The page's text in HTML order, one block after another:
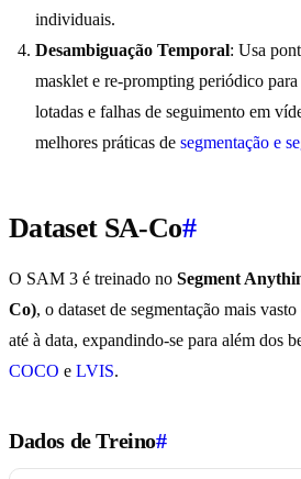
individuais.
Desambiguação Temporal: Usa
masklet e re-prompting periódico
lotadas e falhas de seguimento em
melhores práticas de segmentação e
Dataset SA-Co#
O SAM 3 é treinado no Segment
Co), o dataset de segmentação mais
até à data, expandindo-se para além dos
COCO e LVIS.
Dados de Treino#